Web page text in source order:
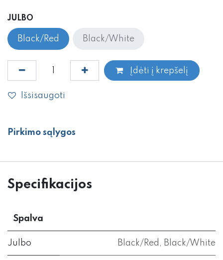
JULBO
Black/Red Black/White
Įdėti į krepšelį
Išsisaugoti
Pirkimo sąlygos
Specifikacijos
Spalva
Julbo Black/Red , Black/White